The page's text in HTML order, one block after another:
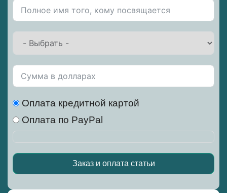
Оплата кредитной картой
Оплата по PayPal
Заказ и оплата статьи